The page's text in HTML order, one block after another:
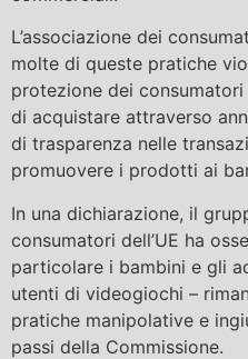
L’associazione dei
molte di queste pratiche
protezione dei consumatori
di acquistare attraverso
di trasparenza nelle
promuovere i prodotti ai
In una dichiarazione, il
consumatori dell’UE ha
particolare i bambini e gli
utenti di videogiochi –
pratiche manipolative e
passi della Commissione.